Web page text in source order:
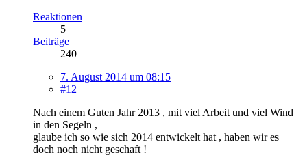
Reaktionen
5
Beiträge
240
7. August 2014 um 08:15
#12
Nach einem Guten Jahr 2013 , mit viel Arbeit und viel Wind
in den Segeln ,
glaube ich so wie sich 2014 entwickelt hat , haben wir es
doch noch nicht geschaft !